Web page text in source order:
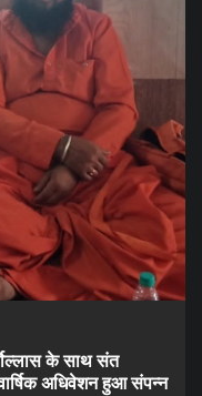
के साथ संत
अधिवेशन हुआ संपन्न